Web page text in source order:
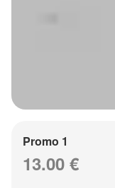
Promo 1
13.00 €